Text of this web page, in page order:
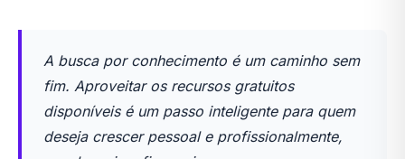
A busca por conhecimento é um caminho sem
fim. Aproveitar os recursos gratuitos
disponíveis é um passo inteligente para quem
deseja crescer pessoal e profissionalmente,